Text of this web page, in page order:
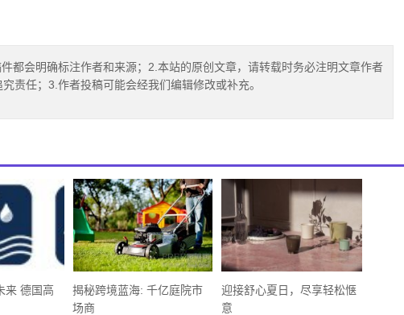
都会明确标注作者和来源；2.本站的原创文章，请转载时务必注明文章作者
责任；3.作者投稿可能会经我们编辑修改或补充。
来 德国高
揭秘跨境蓝海: 千亿庭院市
场商
迎接舒心夏日，尽享轻松惬
意